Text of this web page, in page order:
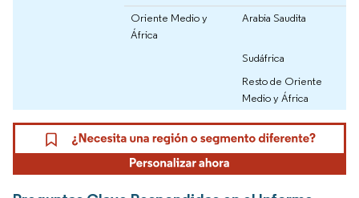
Oriente Medio y
África
Arabia Saudita
Sudáfrica
Resto de Oriente
Medio y África